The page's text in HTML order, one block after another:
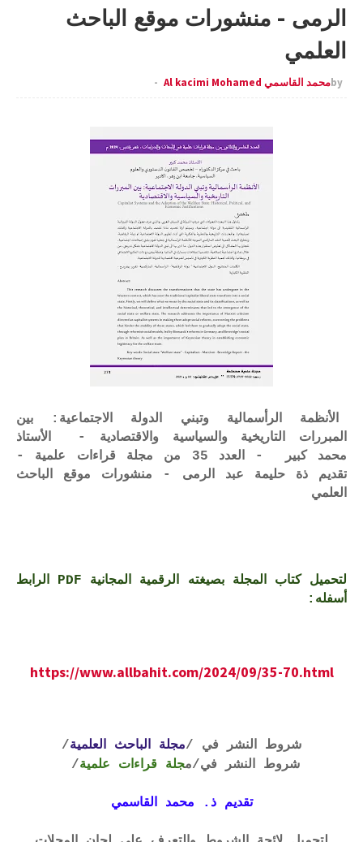
الرمى - منشورات موقع الباحث
العلمي
byمحمد القاسمي Al kacimi Mohamed
الأنظمة الرأسمالية وتبني الدولة الاجتماعية: بين
المبررات التاريخية والسياسية والاقتصادية - الأستاذ
محمد كبير - العدد 35 من مجلة قراءات علمية -
تقديم ذة حليمة عبد الرمى - منشورات موقع الباحث
العلمي
لتحميل كتاب المجلة بصيغته الرقمية المجانية PDF الرابط
أسفله:
https://www.allbahit.com/2024/09/35-70.html
شروط النشر في /مجلة الباحث العلمية/
شروط النشر في/مجلة قراءات علمية/
تقديم ذ. محمد القاسمي